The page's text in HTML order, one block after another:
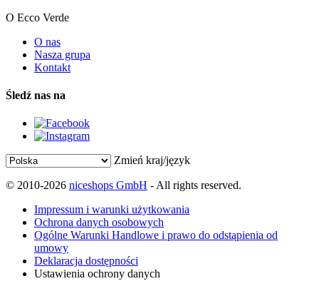
O Ecco Verde
O nas
Nasza grupa
Kontakt
Śledź nas na
Zmień kraj/język
© 2010-2026 niceshops GmbH - All rights reserved.
Impressum i warunki użytkowania
Ochrona danych osobowych
Ogólne Warunki Handlowe i prawo do odstąpienia od
umowy
Deklaracja dostępności
Ustawienia ochrony danych